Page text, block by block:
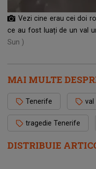
DISTRIBUIE
Vezi cine erau cei doi
ce au fost luați de un val
Sun )
MAI MULTE
Tenerife val
tragedie Tenerife